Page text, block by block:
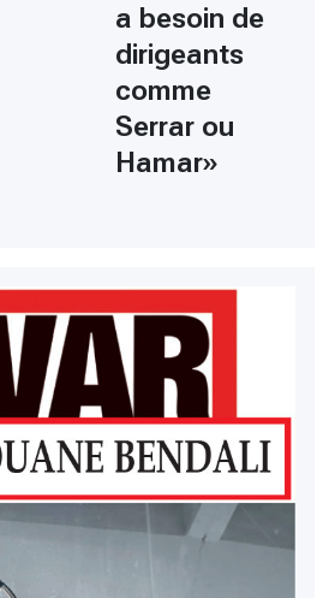
a besoin de
dirigeants
comme
Serrar ou
Hamar»